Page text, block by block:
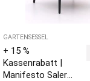
GARTENSESSEL
+ 15 %
Kassenrabatt |
Manifesto Salera